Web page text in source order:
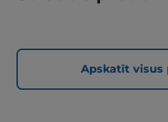
Apskatīt visus